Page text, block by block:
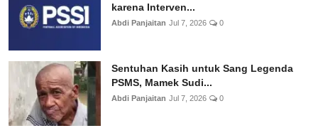
karena Interven...
Abdi Panjaitan Jul 7, 2026 0
Sentuhan Kasih untuk Sang Legenda
PSMS, Mamek Sudi...
Abdi Panjaitan Jul 7, 2026 0